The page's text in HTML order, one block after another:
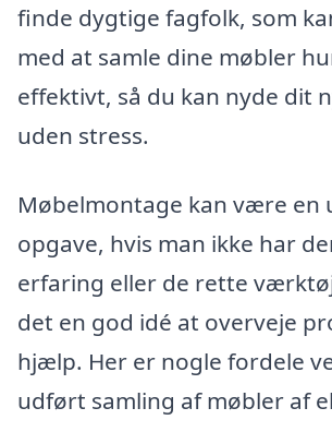
finde dygtige fagfolk, som
med at samle dine møbler
effektivt, så du kan nyde dit
uden stress.
Møbelmontage kan være en
opgave, hvis man ikke har
erfaring eller de rette
det en god idé at overveje
hjælp. Her er nogle fordele
udført samling af møbler af